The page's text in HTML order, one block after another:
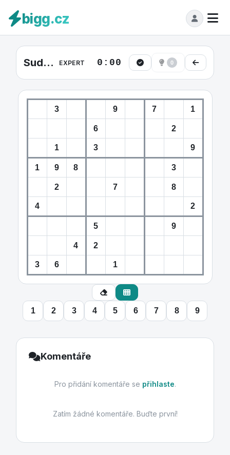
bigg.cz
Sudoku Expert #40 EXPERT 0:00 0
1 2 3 4 5 6 7 8 9
Komentáře
Pro přidání komentáře se přihlaste.
Zatím žádné komentáře. Buďte první!